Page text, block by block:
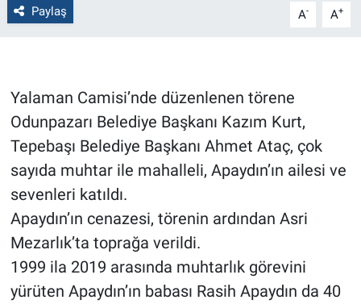
Paylaş A- A+
Yalaman Camisi’nde düzenlenen törene
Odunpazarı Belediye Başkanı Kazım Kurt,
Tepebaşı Belediye Başkanı Ahmet Ataç, çok
sayıda muhtar ile mahalleli, Apaydın’ın ailesi ve
sevenleri katıldı.
Apaydın’ın cenazesi, törenin ardından Asri
Mezarlık’ta toprağa verildi.
1999 ila 2019 arasında muhtarlık görevini
yürüten Apaydın’ın babası Rasih Apaydın da 40